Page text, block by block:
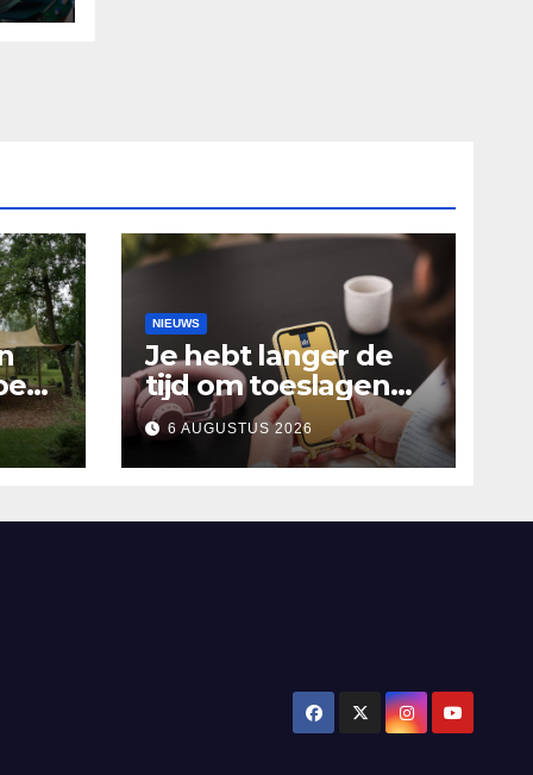
NIEUWS
Je hebt langer de
tijd om toeslagen
aan te vragen over
2025
6 AUGUSTUS 2026